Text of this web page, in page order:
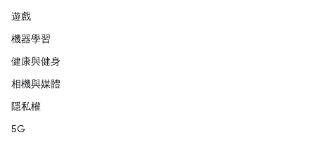
遊戲
機器學習
健康與健身
相機與媒體
隱私權
5G